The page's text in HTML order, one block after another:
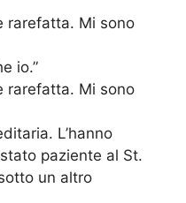
rarefatta. Mi sono
io.”
rarefatta. Mi sono
L’hanno
paziente al St.
un altro